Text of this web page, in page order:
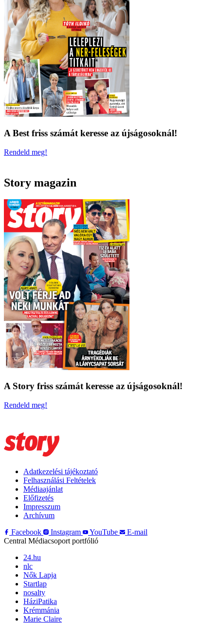
A Best friss számát keresse az újságosoknál!
Rendeld meg!
Story magazin
A Story friss számát keresse az újságosoknál!
Rendeld meg!
Adatkezelési tájékoztató
Felhasználási Feltételek
Médiaajánlat
Előfizetés
Impresszum
Archívum
Facebook
Instagram YouTube
E-mail
Central Médiacsoport portfólió
24.hu
nlc
Nők Lapja
Startlap
nosalty
HáziPatika
Krémmánia
Marie Claire